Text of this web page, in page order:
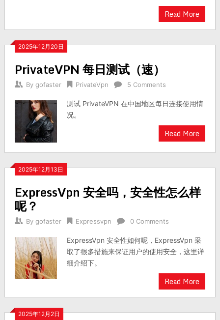
Read More
2025年12月20日
PrivateVPN 每日测试（速）
By gofaster PrivateVpn 5 Comments
测试 PrivateVPN 在中国地区每日连接使用情
况。
Read More
2025年12月13日
ExpressVpn 安全吗，安全性怎么样
呢？
By gofaster Expressvpn 0 Comments
ExpressVpn 安全性如何呢，ExpressVpn 采
取了很多措施来保证用户的使用安全，这里详
细介绍下。
Read More
2025年12月2日